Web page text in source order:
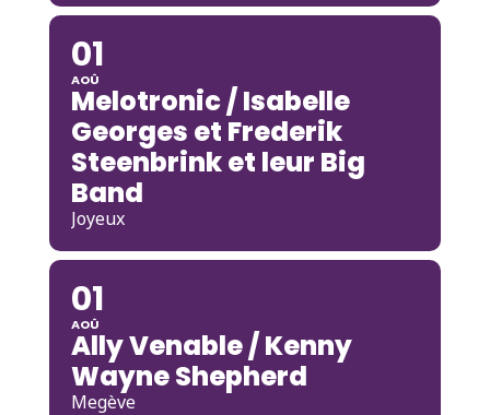
01
AOÛ
Melotronic / Isabelle
Georges et Frederik
Steenbrink et leur Big
Band
Joyeux
01
AOÛ
Ally Venable / Kenny
Wayne Shepherd
Megève